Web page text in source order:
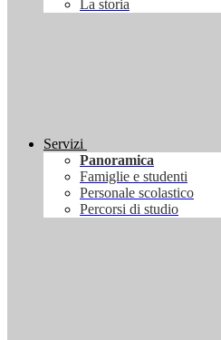
La storia
Servizi
Panoramica
Famiglie e studenti
Personale scolastico
Percorsi di studio